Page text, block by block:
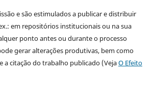
e são estimulados a publicar e distribuir
em repositórios institucionais ou na sua
ponto antes ou durante o processo
gerar alterações produtivas, bem como
a citação do trabalho publicado (VejaO Efeito